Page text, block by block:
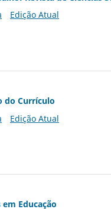
Edição Atual
do Currículo
Edição Atual
em Educação